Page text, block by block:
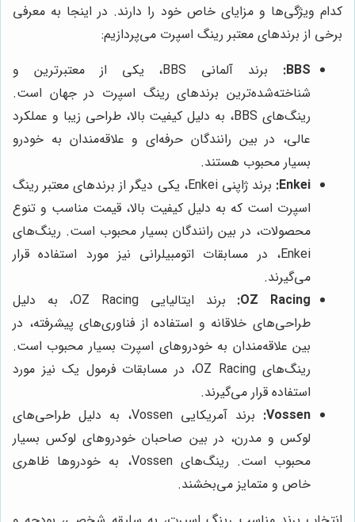
کدام ویژگی‌ها و مزایای خاص خود را دارند. در اینجا به معرفی
برخی از برندهای معتبر رینگ اسپرت می‌پردازیم:
BBS:
برند آلمانی BBS، یکی از معتبرترین و
شناخته‌شده‌ترین برندهای رینگ اسپرت در جهان است.
رینگ‌های BBS، به دلیل کیفیت بالا، طراحی زیبا و عملکرد
عالی، در بین رانندگان حرفه‌ای و علاقه‌مندان به خودرو
بسیار محبوب هستند.
Enkei:
برند ژاپنی Enkei، یکی دیگر از برندهای معتبر رینگ
اسپرت است که به دلیل کیفیت بالا، قیمت مناسب و تنوع
محصولات، در بین رانندگان بسیار محبوب است. رینگ‌های
Enkei، در مسابقات اتومبیلرانی نیز مورد استفاده قرار
می‌گیرند.
OZ Racing:
برند ایتالیایی OZ Racing، به دلیل
طراحی‌های خلاقانه و استفاده از فناوری‌های پیشرفته، در
بین علاقه‌مندان به خودروهای اسپرت بسیار محبوب است.
رینگ‌های OZ Racing، در مسابقات فرمول یک نیز مورد
استفاده قرار می‌گیرند.
Vossen:
برند آمریکایی Vossen، به دلیل طراحی‌های
لوکس و مدرن، در بین صاحبان خودروهای لوکس بسیار
محبوب است. رینگ‌های Vossen، به خودروها ظاهری
خاص و متمایز می‌بخشند.